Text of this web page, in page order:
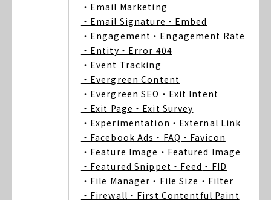
・Email Marketing
・Email Signature ・Embed
・Engagement ・Engagement Rate
・Entity ・Error 404
・Event Tracking
・Evergreen Content
・Evergreen SEO ・Exit Intent
・Exit Page ・Exit Survey
・Experimentation ・External Link
・Facebook Ads ・FAQ ・Favicon
・Feature Image ・Featured Image
・Featured Snippet ・Feed ・FID
・File Manager ・File Size ・Filter
・Firewall ・First Contentful Paint